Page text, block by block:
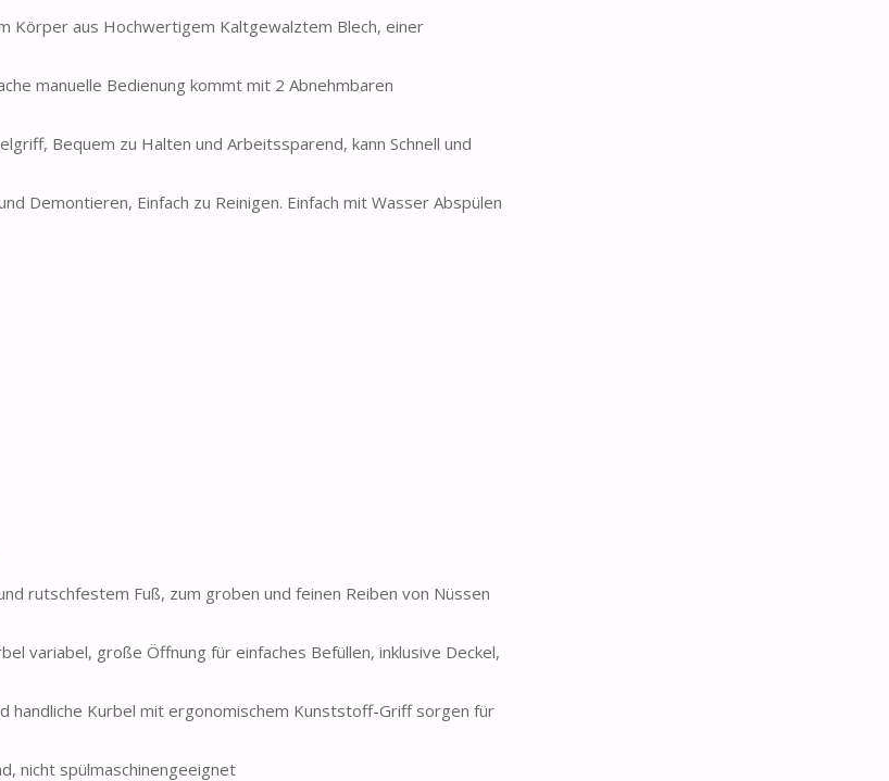
Körper aus Hochwertigem Kaltgewalztem Blech, einer
manuelle Bedienung kommt mit 2 Abnehmbaren
Bequem zu Halten und Arbeitssparend, kann Schnell und
Demontieren, Einfach zu Reinigen. Einfach mit Wasser Abspülen
rutschfestem Fuß, zum groben und feinen Reiben von Nüssen
variabel, große Öffnung für einfaches Befüllen, inklusive Deckel,
handliche Kurbel mit ergonomischem Kunststoff-Griff sorgen für
nicht spülmaschinengeeignet